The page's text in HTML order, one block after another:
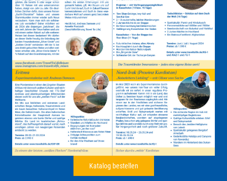
Katalog bestellen